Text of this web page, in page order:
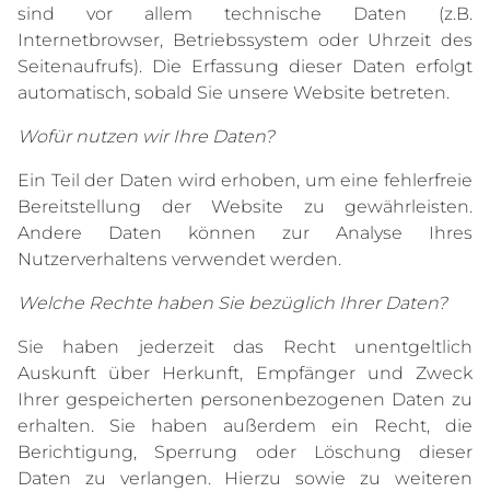
sind vor allem technische Daten (z.B.
Internetbrowser, Betriebssystem oder Uhrzeit des
Seitenaufrufs). Die Erfassung dieser Daten erfolgt
automatisch, sobald Sie unsere Website betreten.
Wofür nutzen wir Ihre Daten?
Ein Teil der Daten wird erhoben, um eine fehlerfreie
Bereitstellung der Website zu gewährleisten.
Andere Daten können zur Analyse Ihres
Nutzerverhaltens verwendet werden.
Welche Rechte haben Sie bezüglich Ihrer Daten?
Sie haben jederzeit das Recht unentgeltlich
Auskunft über Herkunft, Empfänger und Zweck
Ihrer gespeicherten personenbezogenen Daten zu
erhalten. Sie haben außerdem ein Recht, die
Berichtigung, Sperrung oder Löschung dieser
Daten zu verlangen. Hierzu sowie zu weiteren